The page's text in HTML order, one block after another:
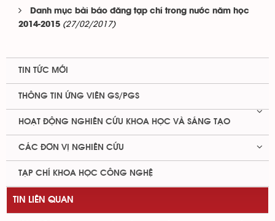
Danh mục bài báo đăng tạp chí trong nước năm học
2014-2015 (27/02/2017)
TIN TỨC MỚI
THÔNG TIN ỨNG VIÊN GS/PGS
HOẠT ĐỘNG NGHIÊN CỨU KHOA HỌC VÀ SÁNG TẠO
CÁC ĐƠN VỊ NGHIÊN CỨU
TẠP CHÍ KHOA HỌC CÔNG NGHỆ
TIN LIÊN QUAN